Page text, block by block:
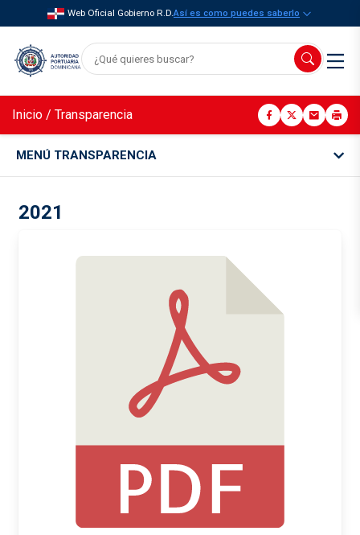
Web Oficial Gobierno R.D.Así es como puedes saberlo
Inicio / Transparencia
MENÚ TRANSPARENCIA
2021